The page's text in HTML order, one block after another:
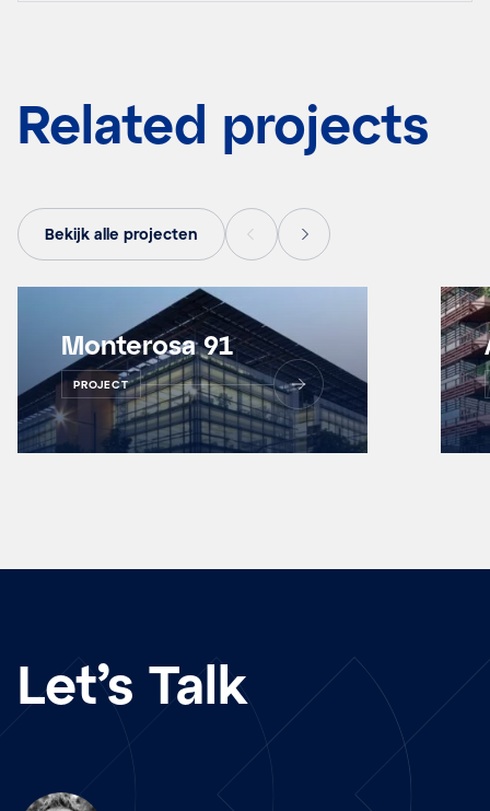
Related projects
Bekijk alle projecten
Monterosa 91
PROJECT
Let’s Talk